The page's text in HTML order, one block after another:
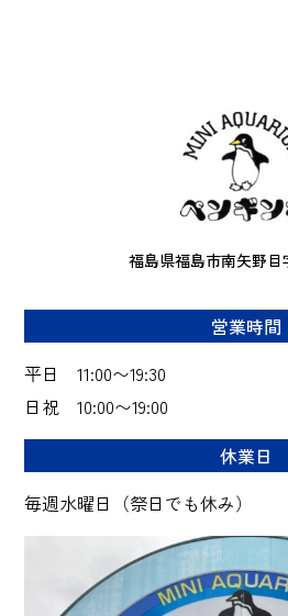
福島県福島市南矢野目
営業時間
平日 11:00〜19:30
日祝 10:00〜19:00
休業日
毎週水曜日（祭日でも休み）